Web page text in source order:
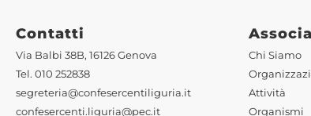
Contatti
Via Balbi 38B, 16126 Genova
Tel. 010 252838
segreteria@confesercentiliguria.it
confesercenti.liguria@pec.it
Chi Siamo
Attività
Organismi